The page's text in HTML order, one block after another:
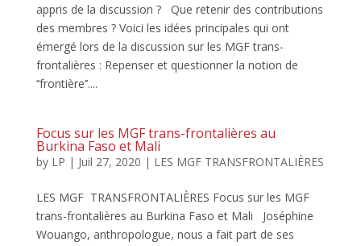
appris de la discussion ? Que retenir des contributions
des membres ? Voici les idées principales qui ont
émergé lors de la discussion sur les MGF trans-
frontalières : Repenser et questionner la notion de
‘‘frontière’’....
Focus sur les MGF trans-frontalières au
Burkina Faso et Mali
by LP | Juil 27, 2020 | LES MGF TRANSFRONTALIÈRES
LES MGF TRANSFRONTALIÈRES Focus sur les MGF
trans-frontalières au Burkina Faso et Mali Joséphine
Wouango, anthropologue, nous a fait part de ses